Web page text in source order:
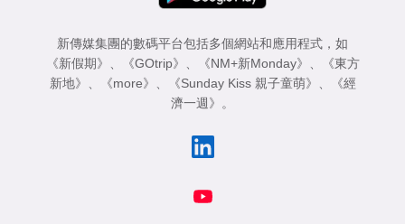
新傳媒集團的數碼平台包括多個網站和應用程式，如
《新假期》 、 《GOtrip》 、 《NM+新Monday》 、
《東方
新地》 、 《more》 、 《Sunday Kiss 親子童萌》 、
《經
濟一週》 。